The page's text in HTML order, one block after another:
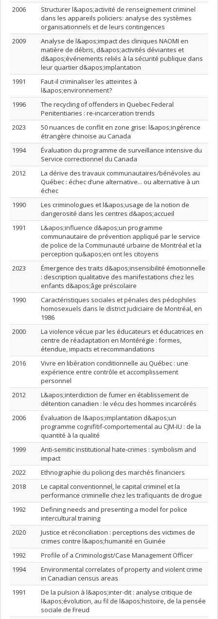
2006
Structurer l&apos;activité de renseignement criminel
dans les appareils policiers: analyse des systèmes
organisationnels et de leurs contingences
2009
Analyse de l&apos;impact des cliniques NAOMI en
matière de débris, d&apos;activités déviantes et
d&apos;événements reliés à la sécurité publique dans
leur quartier d&apos;implantation
1991
Faut-il criminaliser les atteintes à
l&apos;environnement?
1996
The recycling of offenders in Quebec Federal
Penitentiaries : re-incarceration trends
2023
50 nuances de conflit en zone grise: l&apos;ingérence
étrangère chinoise au Canada
1994
Évaluation du programme de surveillance intensive du
Service correctionnel du Canada
2012
La dérive des travaux communautaires/bénévoles au
Québec : échec d’une alternative... ou alternative à un
échec
1990
Les criminologues et l&apos;usage de la notion de
dangerosité dans les centres d&apos;accueil
1991
L&apos;influence d&apos;un programme
communautaire de prévention appliqué par le service
de police de la Communauté urbaine de Montréal et la
perception qu&apos;en ont les citoyens
2023
Émergence des traits d&apos;insensibilité émotionnelle
: description qualitative des manifestations chez les
enfants d&apos;âge préscolaire
1990
Caractéristiques sociales et pénales des pédophiles
homosexuels dans le district judiciaire de Montréal, en
1986
2000
La violence vécue par les éducateurs et éducatrices en
centre de réadaptation en Montérégie : formes,
étendue, impacts et recommandations
2016
Vivre en libération conditionnelle au Québec : une
expérience entre contrôle et accomplissement
personnel
2012
L&apos;interdiction de fumer en établissement de
détention canadien : le vécu des hommes incarcérés
2006
Évaluation de l&apos;implantation d&apos;un
programme cognifitif-comportemental au CJM-IU : de la
quantité à la qualité
1999
Anti-semitic institutional hate-crimes : symbolism and
impact
2022
Ethnographie du policing des marchés financiers
2018
Le capital conventionnel, le capital criminel et la
performance criminelle chez les trafiquants de drogue
1992
Defining needs and presenting a model for police
intercultural training
2020
Justice et réconciliation : perceptions des victimes de
crimes contre l&apos;humanité en Guinée
1992
Profile of a Criminologist/Case Management Officer
1994
Environmental correlates of property and violent crime
in Canadian census areas
1991
De la pulsion à l&apos;inter-dit : analyse critique de
l&apos;évolution, au fil de l&apos;histoire, de la pensée
sociale de Freud